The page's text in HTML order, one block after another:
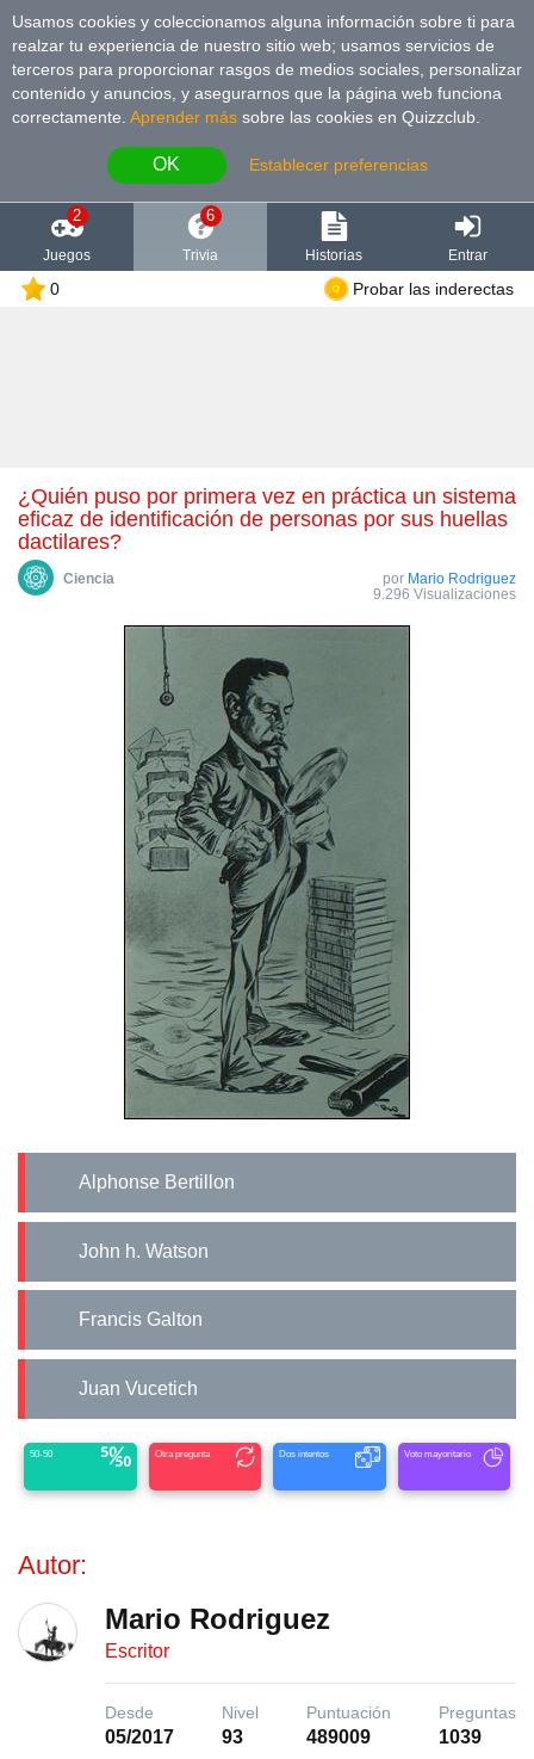
Usamos cookies y coleccionamos alguna información sobre ti para
realzar tu experiencia de nuestro sitio web; usamos servicios de
terceros para proporcionar rasgos de medios sociales, personalizar
contenido y anuncios, y asegurarnos que la página web funciona
correctamente. Aprender más sobre las cookies en Quizzclub.
OK Establecer preferencias
2
Juegos
6
Trivia Historias Entrar
0 Probar las inderectas
¿Quién puso por primera vez en práctica un sistema
eficaz de identificación de personas por sus huellas
dactilares?
Сiencia por Mario Rodriguez
9.296 Visualizaciones
Alphonse Bertillon
John h. Watson
Francis Galton
Juan Vucetich
50-50 Otra pregunta Dos intentos Voto mayoritario
Autor:
Mario Rodriguez
Escritor
Desde
05/2017
Nivel
93
Puntuación
489009
Preguntas
1039